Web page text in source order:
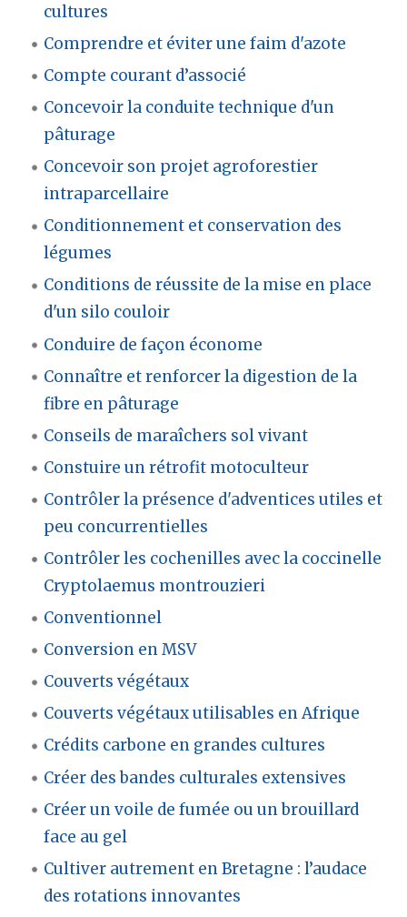
cultures
Comprendre et éviter une faim d'azote
Compte courant d’associé
Concevoir la conduite technique d'un
pâturage
Concevoir son projet agroforestier
intraparcellaire
Conditionnement et conservation des
légumes
Conditions de réussite de la mise en place
d'un silo couloir
Conduire de façon économe
Connaître et renforcer la digestion de la
fibre en pâturage
Conseils de maraîchers sol vivant
Constuire un rétrofit motoculteur
Contrôler la présence d'adventices utiles et
peu concurrentielles
Contrôler les cochenilles avec la coccinelle
Cryptolaemus montrouzieri
Conventionnel
Conversion en MSV
Couverts végétaux
Couverts végétaux utilisables en Afrique
Crédits carbone en grandes cultures
Créer des bandes culturales extensives
Créer un voile de fumée ou un brouillard
face au gel
Cultiver autrement en Bretagne : l’audace
des rotations innovantes